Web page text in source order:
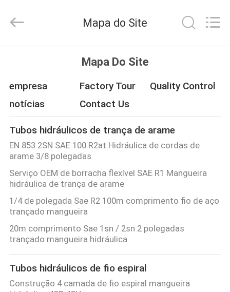
PRODUTOS
SOBRE
NÓS
EXCURSÃO
DA
FÁBRICA
CONTROLE
DA
QUALIDADE
Chenbo
Rights
ECER
Mapa do Site
Mapa Do Site
empresa Factory Tour
Quality Control
notícias
Contact Us
Tubos hidráulicos de trança de arame
EN 853 2SN SAE 100 R2at Hidráulica de cordas de
arame 3/8 polegadas
Serviço OEM de borracha flexível SAE R1 Mangueira
hidráulica de trança de arame
1/4 de polegada Sae R2 100m comprimento fio de aço
trançado mangueira
20m comprimento Sae 1sn / 2sn 2 polegadas
trançado mangueira hidráulica
Tubos hidráulicos de fio espiral
Construção 4 camada de fio espiral mangueira